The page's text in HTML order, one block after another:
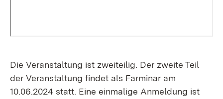
Die Veranstaltung ist zweiteilig. Der zweite Teil
der Veranstaltung findet als Farminar am
10.06.2024 statt. Eine einmalige Anmeldung ist